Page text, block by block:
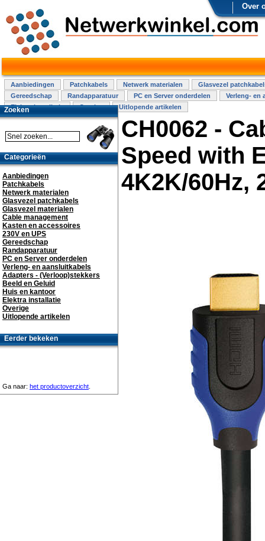
Over
Aanbiedingen Patchkabels Netwerk materialen
Glasvezel
Gereedschap
Randapparatuur PC en Server onderdelen
Verleng- en
Elektra installatie
Overige Uitlopende artikelen
CH0062 -
Speed with
4K2K/60Hz,
Zoeken
Categorieën
Aanbiedingen
Patchkabels
Netwerk materialen
Glasvezel patchkabels
Glasvezel materialen
Cable management
Kasten en accessoires
230V en UPS
Gereedschap
Randapparatuur
PC en Server onderdelen
Verleng- en aansluitkabels
Adapters - (Verloop)stekkers
Beeld en Geluid
Huis en kantoor
Elektra installatie
Overige
Uitlopende artikelen
Eerder bekeken
Ga naar: het productoverzicht